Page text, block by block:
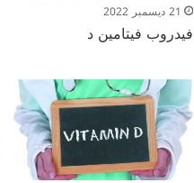
21 ديسمبر 2022
فيدروب فيتامين د